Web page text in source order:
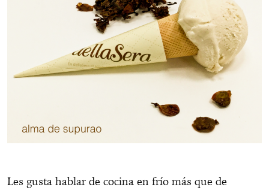
Les gusta hablar de cocina en frío más que de